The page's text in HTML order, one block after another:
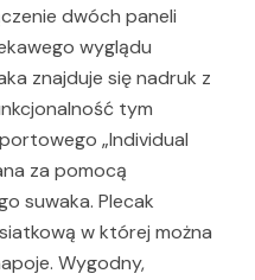
dwóch paneli
wyglądu
znajduje się nadruk z
tym
„Individual
za pomocą
suwaka. Plecak
w której można
Wygodny,